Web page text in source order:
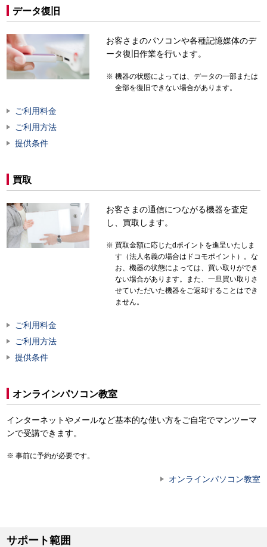
データ復旧
お客さまのパソコンや各種記憶媒体のデ
ータ復旧作業を行います。
機器の状態によっては、データの一部または
全部を復旧できない場合があります。
ご利用料金
ご利用方法
提供条件
買取
お客さまの通信につながる機器を査定
し、買取します。
買取金額に応じたdポイントを進呈いたしま
す（法人名義の場合はドコモポイント）。な
お、機器の状態によっては、買い取りができ
ない場合があります。また、一旦買い取りさ
せていただいた機器をご返却することはでき
ません。
ご利用料金
ご利用方法
提供条件
オンラインパソコン教室
インターネットやメールなど基本的な使い方をご自宅でマンツーマ
ンで受講できます。
事前に予約が必要です。
オンラインパソコン教室
サポート範囲